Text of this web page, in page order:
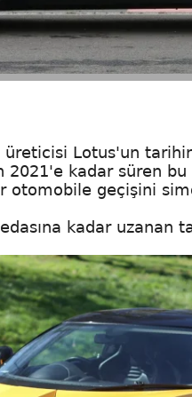
üreticisi Lotus'un
kadar süren bu
otomobile geçişini
kadar uzanan